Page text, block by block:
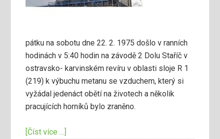
pátku na sobotu dne 22. 2. 1975 došlo v ranních
hodinách v 5:40 hodin na závodě 2 Dolu Staříč v
ostravsko- karvinském revíru v oblasti sloje R 1
(219) k výbuchu metanu se vzduchem, který si
vyžádal jedenáct obětí na životech a několik
pracujících horníků bylo zraněno.
[Číst více …]